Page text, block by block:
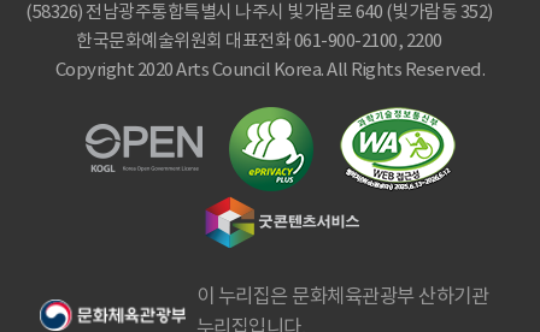
(58326) 전남광주통합특별시 나주시 빛가람로 640 (빛가람동 352)
한국문화예술위원회 대표전화 061-900-2100, 2200
Copyright 2020 Arts Council Korea. All Rights Reserved.
이 누리집은 문화체육관광부 산하기관